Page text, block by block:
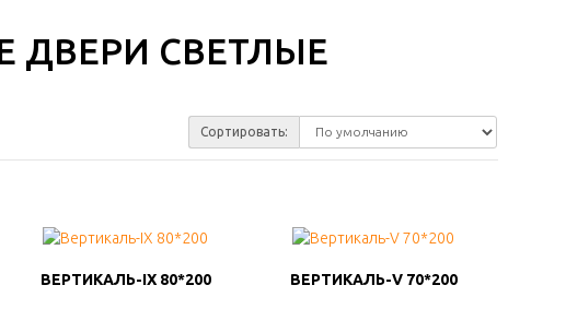
СВЕТЛЫЕ
Сортировать:
ВЕРТИКАЛЬ-IX 80*200
ВЕРТИКАЛЬ-IX 80*200 ВЕРТИКАЛЬ-V 70*200
ВЕРТИКАЛЬ-V 70*200